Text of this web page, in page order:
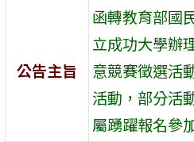
公告主旨
函轉教育部國
立成功大學辦
意競賽徵選活
活動，部分活
屬踴躍報名參